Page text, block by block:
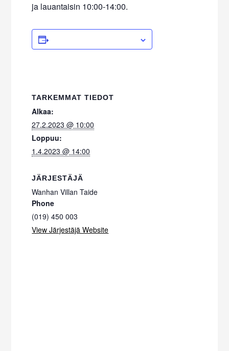
ja lauantaisin 10:00-14:00.
TARKEMMAT TIEDOT
Alkaa:
27.2.2023 @ 10:00
Loppuu:
1.4.2023 @ 14:00
JÄRJESTÄJÄ
Wanhan Villan Taide
Phone
(019) 450 003
View Järjestäjä Website